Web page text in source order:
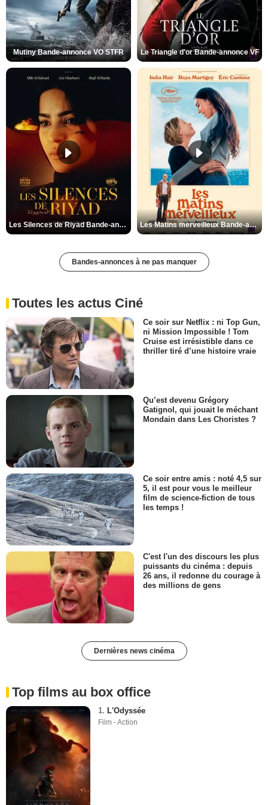
Mutiny Bande-annonce VO STFR Le Triangle d'or Bande-annonce VF
Les Silences de Riyad Bande-annonce VO STFR Les Matins merveilleux Bande-annonce VF
Bandes-annonces à ne pas manquer
Toutes les actus Ciné
Ce soir sur Netflix : ni Top Gun,
ni Mission Impossible ! Tom
Cruise est irrésistible dans ce
thriller tiré d’une histoire vraie
Qu’est devenu Grégory
Gatignol, qui jouait le méchant
Mondain dans Les Choristes ?
Ce soir entre amis : noté 4,5 sur
5, il est pour vous le meilleur
film de science-fiction de tous
les temps !
C'est l'un des discours les plus
puissants du cinéma : depuis
26 ans, il redonne du courage à
des millions de gens
Dernières news cinéma
Top films au box office
1. L'Odyssée
Film - Action